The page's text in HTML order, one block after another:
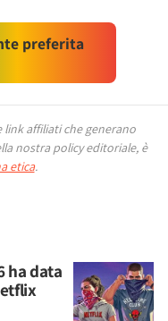
preferita
affiliati che generano
nostra policy editoriale, è
etica.
ha data